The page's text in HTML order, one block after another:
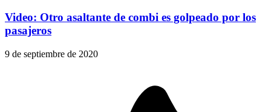
Video: Otro asaltante de combi es golpeado por los
pasajeros
9 de septiembre de 2020